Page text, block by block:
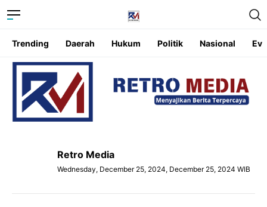
Trending Daerah Hukum Politik Nasional
Retro Media
Wednesday, December 25, 2024, December 25, 2024 WIB